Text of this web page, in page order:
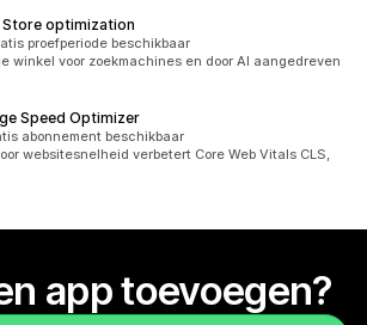
Store optimization
in totaal
proefperiode beschikbaar
winkel voor zoekmachines en door AI aangedreven
Speed Optimizer
totaal
abonnement beschikbaar
websitesnelheid verbetert Core Web Vitals CLS,
app toevoegen?